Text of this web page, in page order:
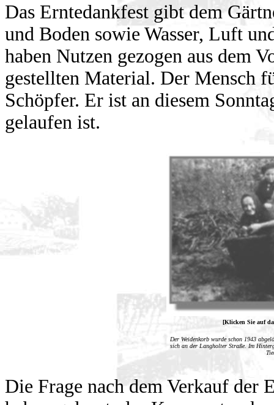
Das Erntedankfest gibt dem
und Boden sowie Wasser, Luft
haben Nutzen gezogen aus dem
gestellten Material. Der Mensch
Schöpfer. Er ist an diesem
gelaufen ist.
[Klicken Sie auf
Der Weidenkorb wurde schon 1943
sich an der Langholter Straße. Im
Die Frage nach dem Verkauf der